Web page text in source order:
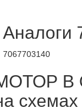
Аналоги
7067703140
В
схемах